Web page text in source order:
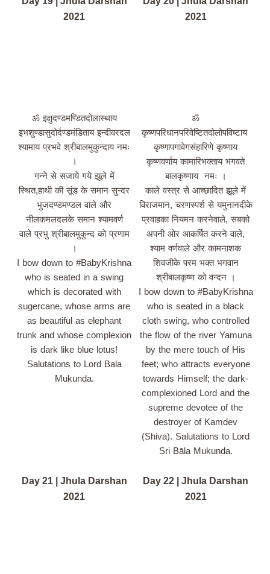
2021
ॐ इक्षुदण्डमण्डितदोलास्थाय
इभशुण्‍डासुदोर्दण्‍डमंडिताय इन्दीवरदल
श्यामाय प्रभवे श्रीबालमुकुन्दाय नमः
।
गन्ने से सजाये गये झूले में
स्थित,हाथी की सूंड के समान सुन्‍दर
भुजदण्‍डमण्‍डल वाले और
नीलकमलदलके समान श्यामवर्ण
वाले प्रभु श्रीबालमुकुन्द को प्रणाम
।
I bow down to #BabyKrishna
who is seated in a swing
which is decorated with
sugercane, whose arms are
as beautiful as elephant
trunk and whose complexion
is dark like blue lotus!
Salutations to Lord Bala
Mukunda.
2021
ॐ
कृष्णपरिधानपरिवेष्टितदोलोपविष्टाय
कृष्णापगावेगसंहारिणे कृष्णाय
कृष्णवर्णाय कामारिभक्ताय भगवते
बालकृष्णाय नमः ।
काले वस्त्र से आच्छादित झूले में
विराजमान, चरणस्पर्श से यमुनानदीके
प्रवाहका नियमन करनेवाले, सबको
अपनी ओर आकर्षित करने वाले,
श्याम वर्णवाले और कामनाशक
शिवजीके परम भक्त भगवान
श्रीबालकृष्ण को वन्दन ।
I bow down to #BabyKrishna
who is seated in a black
cloth swing, who controlled
the flow of the river Yamuna
by the mere touch of His
feet; who attracts everyone
towards Himself; the dark-
complexioned Lord and the
supreme devotee of the
destroyer of Kamdev
(Shiva). Salutations to Lord
Sri Bāla Mukunda.
Day 21 | Jhula Darshan
2021
Day 22 | Jhula Darshan
2021